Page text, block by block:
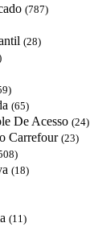
(787)
(28)
(65)
De Acesso (24)
Carrefour (23)
(18)
(11)